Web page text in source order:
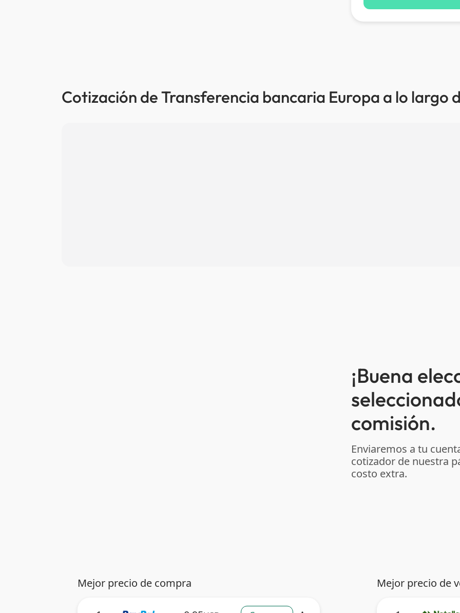
Cotización de Transferencia bancaria Europa a lo largo
¡Buena
comisión.
Enviaremos a tu
cotizador de nuestra
costo extra.
Mejor precio de compra Mejor precio de